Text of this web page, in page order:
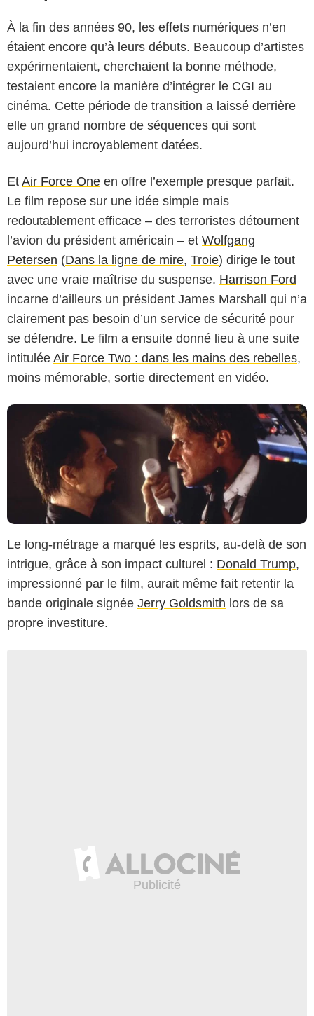
À la fin des années 90, les effets numériques n’en
étaient encore qu’à leurs débuts. Beaucoup d’artistes
expérimentaient, cherchaient la bonne méthode,
testaient encore la manière d’intégrer le CGI au
cinéma. Cette période de transition a laissé derrière
elle un grand nombre de séquences qui sont
aujourd’hui incroyablement datées.
Et Air Force One en offre l’exemple presque parfait.
Le film repose sur une idée simple mais
redoutablement efficace – des terroristes détournent
l’avion du président américain – et Wolfgang
Petersen (Dans la ligne de mire, Troie) dirige le tout
avec une vraie maîtrise du suspense. Harrison Ford
incarne d’ailleurs un président James Marshall qui n’a
clairement pas besoin d’un service de sécurité pour
se défendre. Le film a ensuite donné lieu à une suite
intitulée Air Force Two : dans les mains des rebelles,
moins mémorable, sortie directement en vidéo.
Le long-métrage a marqué les esprits, au-delà de son
intrigue, grâce à son impact culturel : Donald Trump,
impressionné par le film, aurait même fait retentir la
bande originale signée Jerry Goldsmith lors de sa
propre investiture.